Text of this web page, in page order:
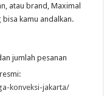
atau brand, Maximal
kamu andalkan.
jumlah pesanan
konveksi-jakarta/